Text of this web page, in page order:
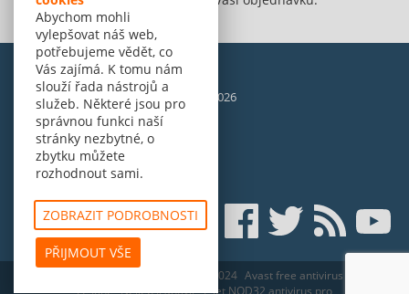
Abychom mohli
vylepšovat náš web,
potřebujeme vědět, co
Vás zajímá. K tomu nám
slouží řada nástrojů a
služeb. Některé jsou pro
správnou funkci naší
stránky nezbytné, o
zbytku můžete
rozhodnout sami.
ZOBRAZIT PODROBNOSTI
PŘIJMOUT VŠE
© Amenit Software Solutions, 1998 - 2026
Powered by nopCommerce
ESET HOME Security Essential - edice 2024 Avast free antivirus zdarma v
češtině Nejlepší antivir Eset NOD32 antivirus pro